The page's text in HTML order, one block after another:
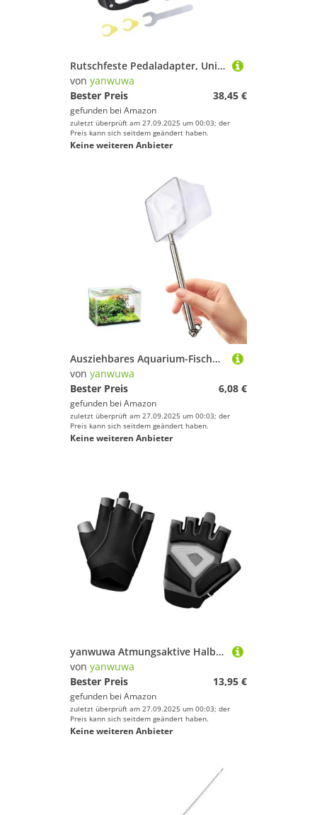
Rutschfeste Pedaladapter, Universal-Konverter, Rennrad-Adapter für Radfahrer und Enthusiasten, rutschfestes Radfahren
von yanwuwa
Bester Preis
38,45 €
gefunden bei Amazon
zuletzt überprüft am 27.09.2025 um 00:03; der
Preis kann sich seitdem geändert haben.
Keine weiteren Anbieter
Ausziehbares Aquarium-Fischnetz mit rutschfestem Griff, korrosionsbeständig, Schutznetze für Aquarien, Reinigung von Fischtanks
von yanwuwa
Bester Preis
6,08 €
gefunden bei Amazon
zuletzt überprüft am 27.09.2025 um 00:03; der
Preis kann sich seitdem geändert haben.
Keine weiteren Anbieter
yanwuwa Atmungsaktive Halbfinger-Workout-Handschuhe für Damen und Herren, Fitnessstudio, Training, Radfahren und Fitness, Sport, Halbfinger, Klettertraining
von yanwuwa
Bester Preis
13,95 €
gefunden bei Amazon
zuletzt überprüft am 27.09.2025 um 00:03; der
Preis kann sich seitdem geändert haben.
Keine weiteren Anbieter